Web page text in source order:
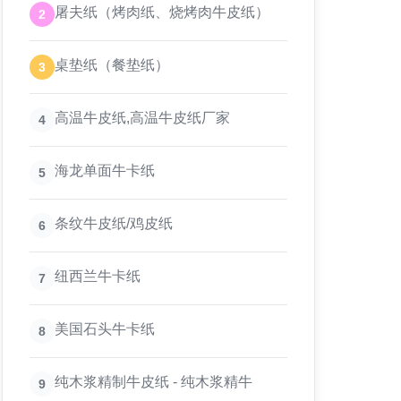
2 屠夫纸（烤肉纸、烧烤肉牛皮纸）
3 桌垫纸（餐垫纸）
4 高温牛皮纸,高温牛皮纸厂家
5 海龙单面牛卡纸
6 条纹牛皮纸/鸡皮纸
7 纽西兰牛卡纸
8 美国石头牛卡纸
9 纯木浆精制牛皮纸 - 纯木浆精牛